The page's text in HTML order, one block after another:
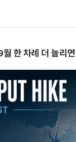
한 차례 더 늘리